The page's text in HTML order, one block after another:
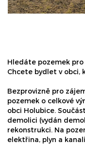
Hledáte pozemek pro
Chcete bydlet v obci,
Bezprovizně pro
pozemek o celkové
obci Holubice.
demolici (vydán
rekonstrukci. Na
elektřina, plyn a